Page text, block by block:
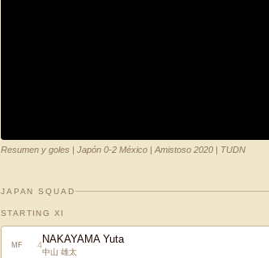
Resumen y goles | Japón 0-2 México | Amistoso 2020 | TUDN
JAPAN SQUAD
STARTING XI
MF 4NAKAYAMA Yuta
中山 雄太